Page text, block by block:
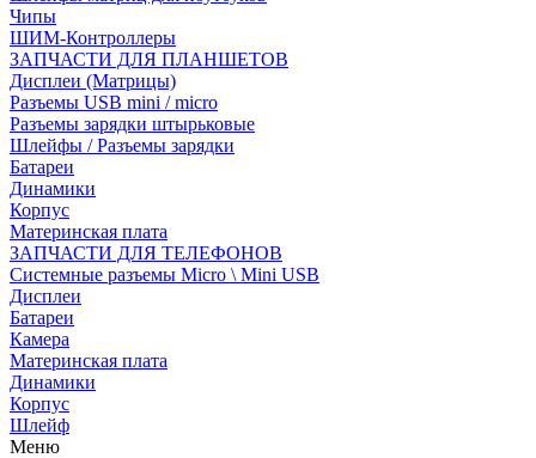
Чипы
ШИМ-Контроллеры
ЗАПЧАСТИ ДЛЯ ПЛАНШЕТОВ
Дисплеи (Матрицы)
Разъемы USB mini / micro
Разъемы зарядки штырьковые
Шлейфы / Разъемы зарядки
Батареи
Динамики
Корпус
Материнская плата
ЗАПЧАСТИ ДЛЯ ТЕЛЕФОНОВ
Системные разъемы Micro \ Mini USB
Дисплеи
Батареи
Камера
Материнская плата
Динамики
Корпус
Шлейф
Меню